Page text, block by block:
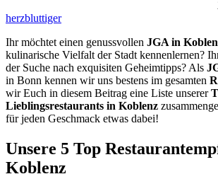
herzbluttiger
Ihr möchtet einen genussvollen JGA in
kulinarische Vielfalt der Stadt kennenlernen?
der Suche nach exquisiten Geheimtipps? Als
in Bonn kennen wir uns bestens im gesamten
wir Euch in diesem Beitrag eine Liste unserer
Lieblingsrestaurants in Koblenz
für jeden Geschmack etwas dabei!
Unsere 5 Top
Koblenz